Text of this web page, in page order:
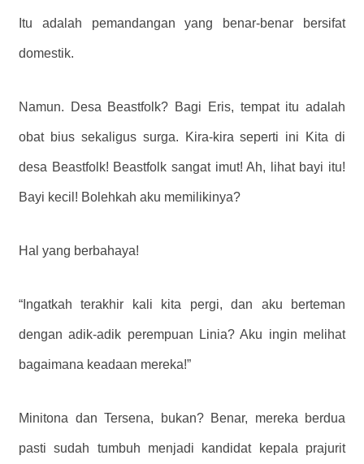
Itu adalah pemandangan yang benar-benar bersifat
domestik.
Namun. Desa Beastfolk? Bagi Eris, tempat itu adalah
obat bius sekaligus surga. Kira-kira seperti ini Kita di
desa Beastfolk! Beastfolk sangat imut! Ah, lihat bayi itu!
Bayi kecil! Bolehkah aku memilikinya?
Hal yang berbahaya!
“Ingatkah terakhir kali kita pergi, dan aku berteman
dengan adik-adik perempuan Linia? Aku ingin melihat
bagaimana keadaan mereka!”
Minitona dan Tersena, bukan? Benar, mereka berdua
pasti sudah tumbuh menjadi kandidat kepala prajurit